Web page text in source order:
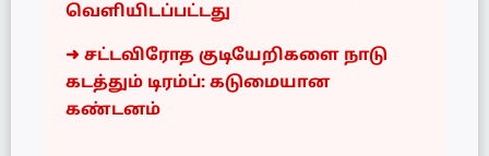
வெளியிடப்பட்டது
➜ சட்டவிரோத குடியேறிகளை நாடு
கடத்தும் டிரம்ப்: கடுமையான
கண்டனம்